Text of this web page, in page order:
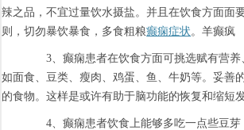
辣之品，不宜过量饮水摄盐。并且在饮食方面面
则，切勿暴饮暴食，多食粗粮癫痫症状 。羊癫疯
3、癫痫患者在饮食方面可挑选赋有营养
如面食、豆类、瘦肉、鸡蛋、鱼、牛奶等。妥善
的食物。这样是或许有助于脑功能的恢复和缩短
4、癫痫患者饮食上能够多吃一点些豆芽